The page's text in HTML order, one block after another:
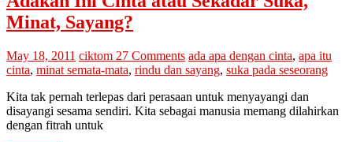
Minat, Sayang?
May 18, 2011 ciktom 27 Comments ada apa dengan cinta, apa itu
cinta, minat semata-mata, rindu dan sayang, suka pada seseorang
Kita tak pernah terlepas dari perasaan untuk menyayangi dan
disayangi sesama sendiri. Kita sebagai manusia memang dilahirkan
dengan fitrah untuk